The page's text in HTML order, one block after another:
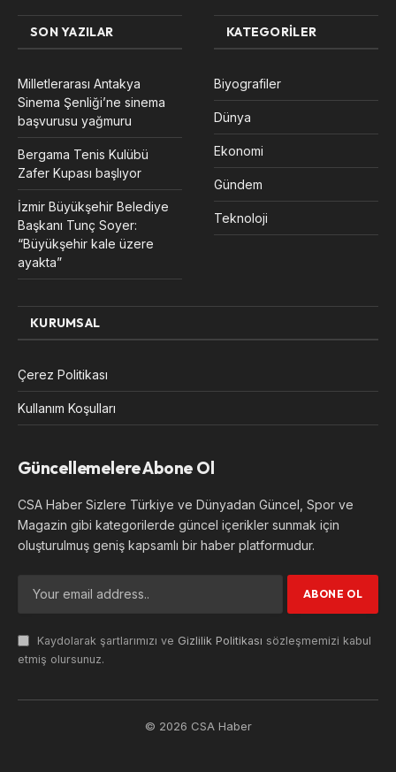
SON YAZILAR
Milletlerarası Antakya
Sinema Şenliği’ne sinema
başvurusu yağmuru
Bergama Tenis Kulübü
Zafer Kupası başlıyor
İzmir Büyükşehir Belediye
Başkanı Tunç Soyer:
“Büyükşehir kale üzere
ayakta”
KATEGORILER
Biyografiler
Dünya
Ekonomi
Gündem
Teknoloji
KURUMSAL
Çerez Politikası
Kullanım Koşulları
Güncellemelere Abone Ol
CSA Haber Sizlere Türkiye ve Dünyadan Güncel, Spor ve
Magazin gibi kategorilerde güncel içerikler sunmak için
oluşturulmuş geniş kapsamlı bir haber platformudur.
Kaydolarak şartlarımızı ve Gizlilik Politikası sözleşmemizi kabul
etmiş olursunuz.
© 2026 CSA Haber